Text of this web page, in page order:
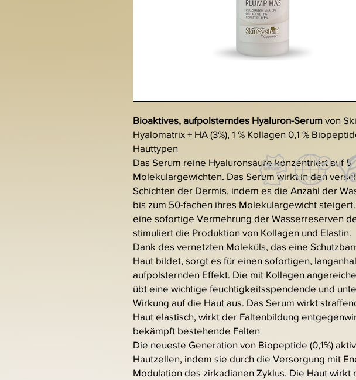
Bioaktives, aufpolsterndes Hyaluron-Serum von
Hyalomatrix + HA (3%), 1 % Kollagen 0,1 %
Hauttypen
Das Serum reine Hyaluronsäure konzentriert auf 5
Molekulargewichten. Das Serum wirkt in den
Schichten der Dermis, indem es die Anzahl der
bis zum 50-fachen ihres Molekulargewicht
eine sofortige Vermehrung der Wasserreserven
stimuliert die Produktion von Kollagen und Elastin.
Dank des vernetzten Moleküls, das eine
Haut bildet, sorgt es für einen sofortigen,
aufpolsternden Effekt. Die mit Kollagen
übt eine wichtige feuchtigkeitsspendende und
Wirkung auf die Haut aus. Das Serum wirkt
Haut elastisch, wirkt der Faltenbildung
bekämpft bestehende Falten
Die neueste Generation von Biopeptide (0,1%)
Hautzellen, indem sie durch die Versorgung mit
Modulation des zirkadianen Zyklus. Die Haut wirkt